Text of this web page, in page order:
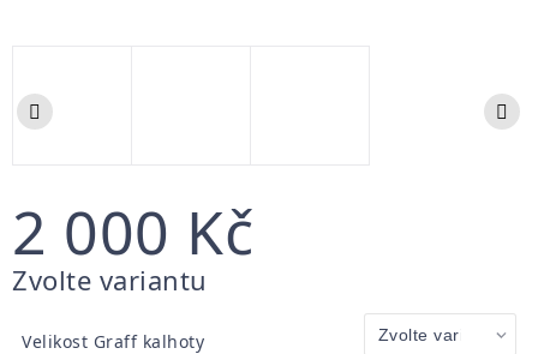
2 000 Kč
Měrná
Zvolte variantu
Velikost Graff kalhoty